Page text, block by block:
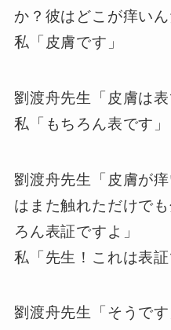
か？彼はどこが痒いん
私「皮膚です」
劉渡舟先生「皮膚は
私「もちろん表です」
劉渡舟先生「皮膚が
はまた触れただけで
ろん表証ですよ」
私「先生！これは表証
劉渡舟先生「そうです